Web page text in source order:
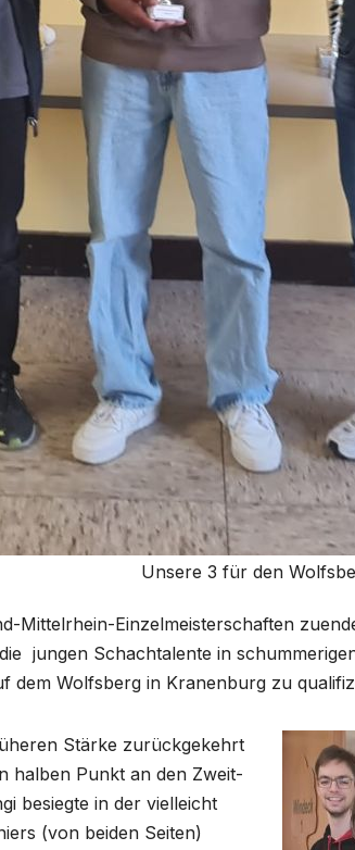
Unsere 3 für den
Mittelrhein-Einzelmeisterschaften
jungen Schachtalente in
dem Wolfsberg in Kranenburg zu
Stärke zurückgekehrt
halben Punkt an den Zweit-
besiegte in der vielleicht
(von beiden Seiten)